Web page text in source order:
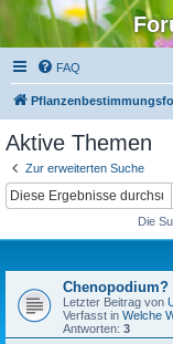
FAQ
Aktive Themen
Zur erweiterten Suche
Die
Chenopodium?
Letzter Beitrag von
Verfasst in Welche
Antworten: 3